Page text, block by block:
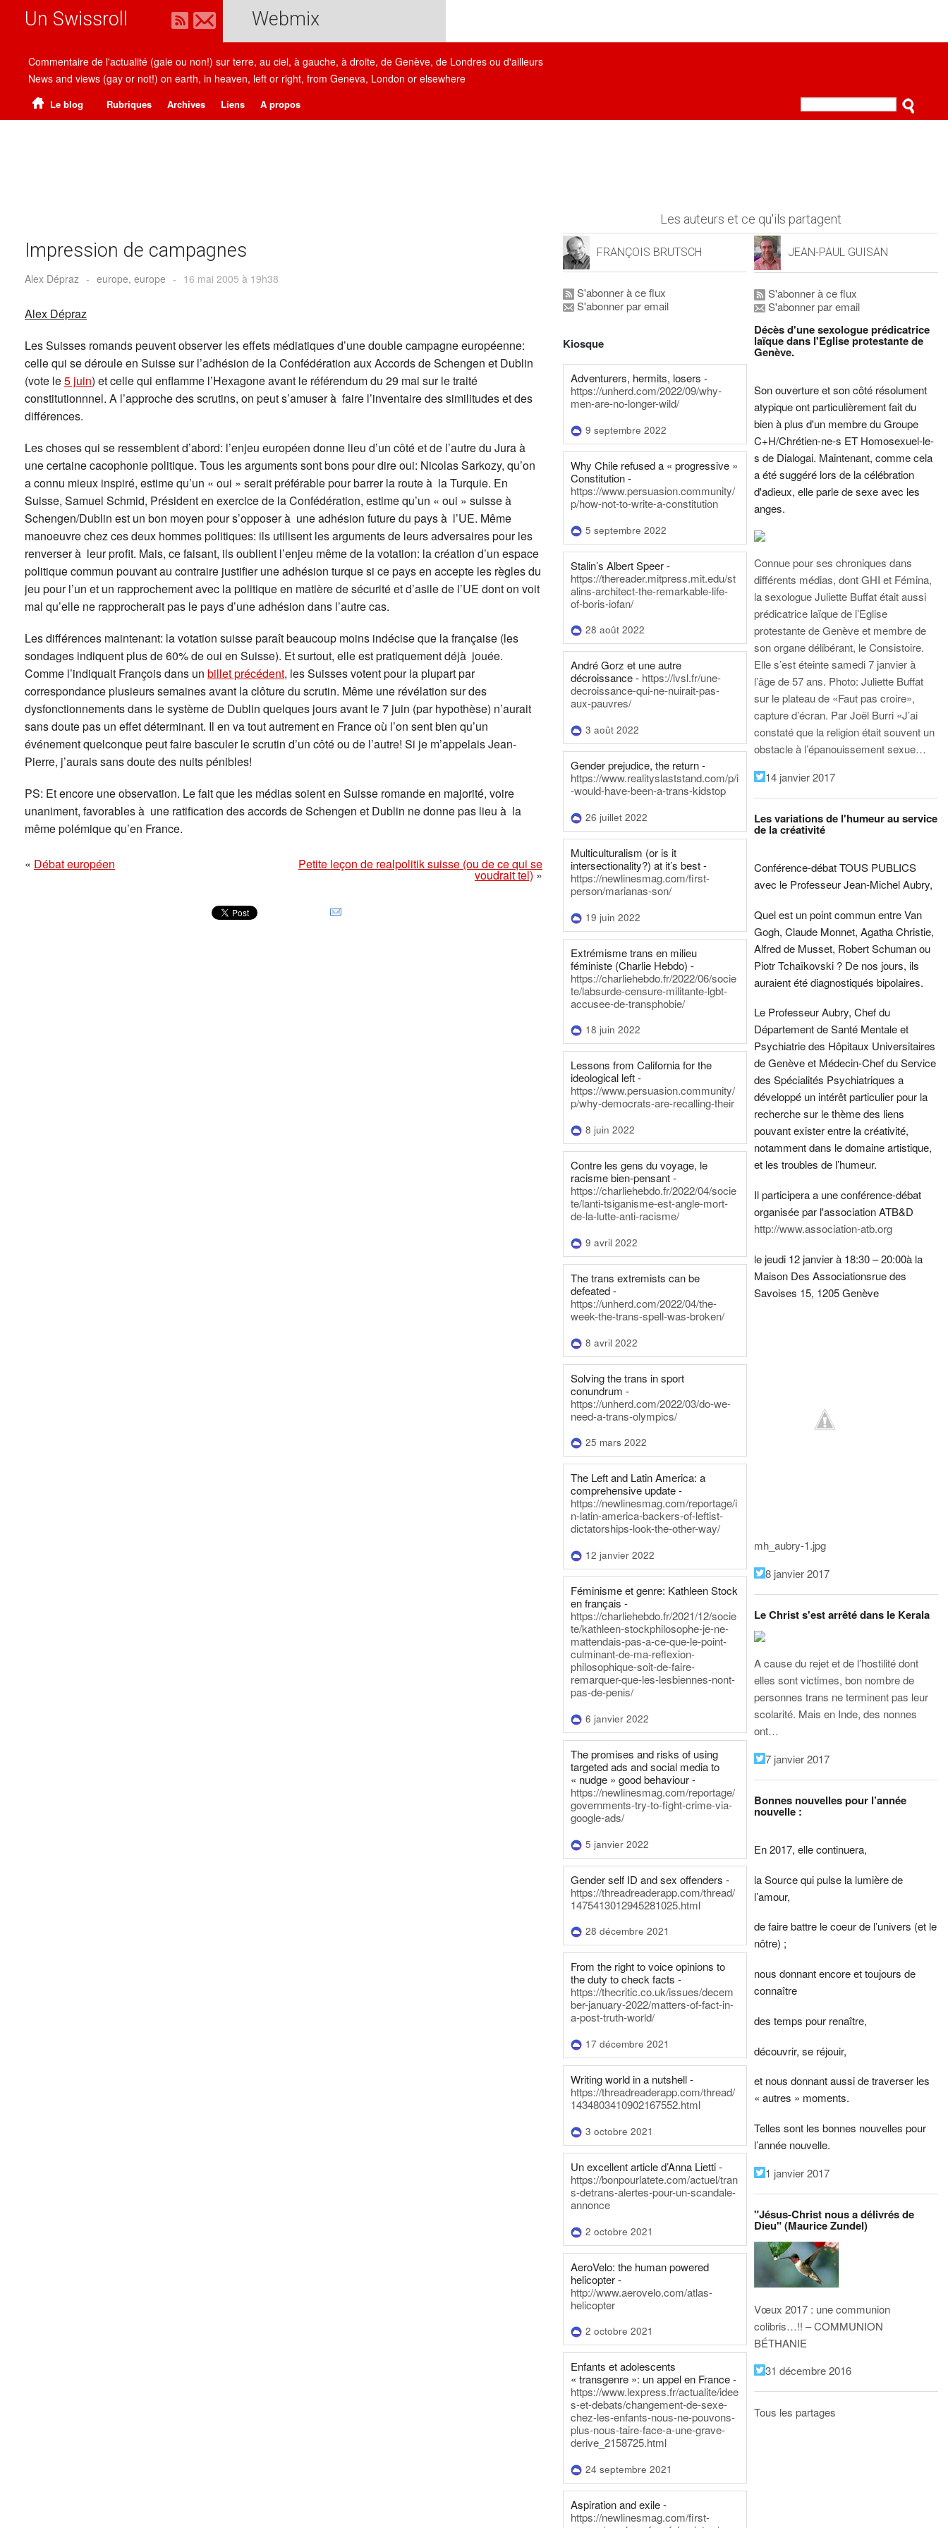
Un Swissroll Webmix
Commentaire de l'actualité (gaie ou non!) sur terre, au ciel, à gauche, à droite, de Genève, de Londres ou d'ailleurs
News and views (gay or not!) on earth, in heaven, left or right, from Geneva, London or elsewhere
Le blog Rubriques Archives Liens A propos
Impression de campagnes
Alex Dépraz - europe, europe - 16 mai 2005 à 19h38
Alex Dépraz
Les Suisses romands peuvent observer les effets médiatiques d’une double campagne européenne:
celle qui se déroule en Suisse sur l’adhésion de la Confédération aux Accords de Schengen et Dublin
(vote le5 juin) et celle qui enflamme l’Hexagone avant le référendum du 29 mai sur le traité
constitutionnnel. A l’approche des scrutins, on peut s’amuser à faire l’inventaire des similitudes et des
différences.
Les choses qui se ressemblent d’abord: l’enjeu européen donne lieu d’un côté et de l’autre du Jura à
une certaine cacophonie politique. Tous les arguments sont bons pour dire oui: Nicolas Sarkozy, qu’on
a connu mieux inspiré, estime qu’un « oui » serait préférable pour barrer la route à la Turquie. En
Suisse, Samuel Schmid, Président en exercice de la Confédération, estime qu’un « oui » suisse à
Schengen/Dublin est un bon moyen pour s’opposer à une adhésion future du pays à l’UE. Même
manoeuvre chez ces deux hommes politiques: ils utilisent les arguments de leurs adversaires pour les
renverser à leur profit. Mais, ce faisant, ils oublient l’enjeu même de la votation: la création d’un espace
politique commun pouvant au contraire justifier une adhésion turque si ce pays en accepte les règles du
jeu pour l’un et un rapprochement avec la politique en matière de sécurité et d’asile de l’UE dont on voit
mal qu’elle ne rapprocherait pas le pays d’une adhésion dans l’autre cas.
Les différences maintenant: la votation suisse paraît beaucoup moins indécise que la française (les
sondages indiquent plus de 60% de oui en Suisse). Et surtout, elle est pratiquement déjà jouée.
Comme l’indiquait François dans un billet précédent, les Suisses votent pour la plupart par
correspondance plusieurs semaines avant la clôture du scrutin. Même une révélation sur des
dysfonctionnements dans le système de Dublin quelques jours avant le 7 juin (par hypothèse) n’aurait
sans doute pas un effet déterminant. Il en va tout autrement en France où l’on sent bien qu’un
événement quelconque peut faire basculer le scrutin d’un côté ou de l’autre! Si je m’appelais Jean-
Pierre, j’aurais sans doute des nuits pénibles!
PS: Et encore une observation. Le fait que les médias soient en Suisse romande en majorité, voire
unaniment, favorables à une ratification des accords de Schengen et Dublin ne donne pas lieu à la
même polémique qu’en France.
« Débat européen Petite leçon de realpolitik suisse (ou de ce qui se
voudrait tel)»
Les auteurs et ce qu'ils partagent
FRANÇOIS BRUTSCH
S'abonner à ce flux
S'abonner par email
Kiosque
Adventurers, hermits, losers -
https://unherd.com/2022/09/why-
men-are-no-longer-wild/
9 septembre 2022
Why Chile refused a « progressive »
Constitution -
https://www.persuasion.community/
p/how-not-to-write-a-constitution
5 septembre 2022
Stalin’s Albert Speer -
https://thereader.mitpress.mit.edu/st
alins-architect-the-remarkable-life-
of-boris-iofan/
28 août 2022
André Gorz et une autre
décroissance - https://lvsl.fr/une-
decroissance-qui-ne-nuirait-pas-
aux-pauvres/
3 août 2022
Gender prejudice, the return -
https://www.realityslaststand.com/p/i
-would-have-been-a-trans-kidstop
26 juillet 2022
Multiculturalism (or is it
intersectionality?) at it’s best -
https://newlinesmag.com/first-
person/marianas-son/
19 juin 2022
Extrémisme trans en milieu
féministe (Charlie Hebdo) -
https://charliehebdo.fr/2022/06/socie
te/labsurde-censure-militante-lgbt-
accusee-de-transphobie/
18 juin 2022
Lessons from California for the
ideological left -
https://www.persuasion.community/
p/why-democrats-are-recalling-their
8 juin 2022
Contre les gens du voyage, le
racisme bien-pensant -
https://charliehebdo.fr/2022/04/socie
te/lanti-tsiganisme-est-angle-mort-
de-la-lutte-anti-racisme/
9 avril 2022
The trans extremists can be
defeated -
https://unherd.com/2022/04/the-
week-the-trans-spell-was-broken/
8 avril 2022
Solving the trans in sport
conundrum -
https://unherd.com/2022/03/do-we-
need-a-trans-olympics/
25 mars 2022
The Left and Latin America: a
comprehensive update -
https://newlinesmag.com/reportage/i
n-latin-america-backers-of-leftist-
dictatorships-look-the-other-way/
12 janvier 2022
Féminisme et genre: Kathleen Stock
en français -
https://charliehebdo.fr/2021/12/socie
te/kathleen-stockphilosophe-je-ne-
mattendais-pas-a-ce-que-le-point-
culminant-de-ma-reflexion-
philosophique-soit-de-faire-
remarquer-que-les-lesbiennes-nont-
pas-de-penis/
6 janvier 2022
The promises and risks of using
targeted ads and social media to
« nudge » good behaviour -
https://newlinesmag.com/reportage/
governments-try-to-fight-crime-via-
google-ads/
5 janvier 2022
Gender self ID and sex offenders -
https://threadreaderapp.com/thread/
1475413012945281025.html
28 décembre 2021
From the right to voice opinions to
the duty to check facts -
https://thecritic.co.uk/issues/decem
ber-january-2022/matters-of-fact-in-
a-post-truth-world/
17 décembre 2021
Writing world in a nutshell -
https://threadreaderapp.com/thread/
1434803410902167552.html
3 octobre 2021
Un excellent article d’Anna Lietti -
https://bonpourlatete.com/actuel/tran
s-detrans-alertes-pour-un-scandale-
annonce
2 octobre 2021
AeroVelo: the human powered
helicopter -
http://www.aerovelo.com/atlas-
helicopter
2 octobre 2021
Enfants et adolescents
« transgenre »: un appel en France -
https://www.lexpress.fr/actualite/idee
s-et-debats/changement-de-sexe-
chez-les-enfants-nous-ne-pouvons-
plus-nous-taire-face-a-une-grave-
derive_2158725.html
24 septembre 2021
Aspiration and exile -
https://newlinesmag.com/first-
JEAN-PAUL GUISAN
S'abonner à ce flux
S'abonner par email
Décès d'une sexologue prédicatrice
laïque dans l'Eglise protestante de
Genève.
Son ouverture et son côté résolument
atypique ont particulièrement fait du
bien à plus d'un membre du Groupe
C+H/Chrétien-ne-s ET Homosexuel-le-
s de Dialogai. Maintenant, comme cela
a été suggéré lors de la célébration
d'adieux, elle parle de sexe avec les
anges.
Connue pour ses chroniques dans
différents médias, dont GHI et Fémina,
la sexologue Juliette Buffat était aussi
prédicatrice laïque de l’Eglise
protestante de Genève et membre de
son organe délibérant, le Consistoire.
Elle s’est éteinte samedi 7 janvier à
l’âge de 57 ans. Photo: Juliette Buffat
sur le plateau de «Faut pas croire»,
capture d’écran. Par Joël Burri «J’ai
constaté que la religion était souvent un
obstacle à l’épanouissement sexue…
14 janvier 2017
Les variations de l'humeur au service
de la créativité
Conférence-débat TOUS PUBLICS
avec le Professeur Jean-Michel Aubry,
Quel est un point commun entre Van
Gogh, Claude Monnet, Agatha Christie,
Alfred de Musset, Robert Schuman ou
Piotr Tchaïkovski ? De nos jours, ils
auraient été diagnostiqués bipolaires.
Le Professeur Aubry, Chef du
Département de Santé Mentale et
Psychiatrie des Hôpitaux Universitaires
de Genève et Médecin-Chef du Service
des Spécialités Psychiatriques a
développé un intérêt particulier pour la
recherche sur le thème des liens
pouvant exister entre la créativité,
notamment dans le domaine artistique,
et les troubles de l’humeur.
Il participera a une conférence-débat
organisée par l'association ATB&D
http://www.association-atb.org
le jeudi 12 janvier à 18:30 – 20:00à la
Maison Des Associationsrue des
Savoises 15, 1205 Genève
mh_aubry-1.jpg
8 janvier 2017
Le Christ s'est arrêté dans le Kerala
A cause du rejet et de l’hostilité dont
elles sont victimes, bon nombre de
personnes trans ne terminent pas leur
scolarité. Mais en Inde, des nonnes
ont…
7 janvier 2017
Bonnes nouvelles pour l’année
nouvelle :
En 2017, elle continuera,
la Source qui pulse la lumière de
l’amour,
de faire battre le coeur de l’univers (et le
nôtre) ;
nous donnant encore et toujours de
connaître
des temps pour renaître,
découvrir, se réjouir,
et nous donnant aussi de traverser les
« autres » moments.
Telles sont les bonnes nouvelles pour
l’année nouvelle.
1 janvier 2017
"Jésus-Christ nous a délivrés de
Dieu" (Maurice Zundel)
Vœux 2017 : une communion
colibris…!! – COMMUNION
BÉTHANIE
31 décembre 2016
Tous les partages